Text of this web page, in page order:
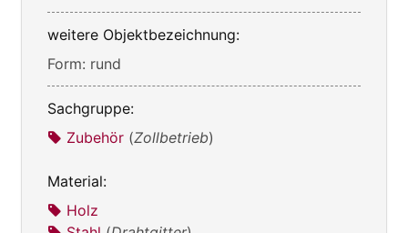
weitere Objektbezeichnung:
Form: rund
Sachgruppe:
Zubehör (Zollbetrieb)
Material:
Holz